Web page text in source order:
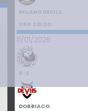
MILANO DEVILS
USG ZOLDO
11/01/2026
9 : 2
DOBBIACO